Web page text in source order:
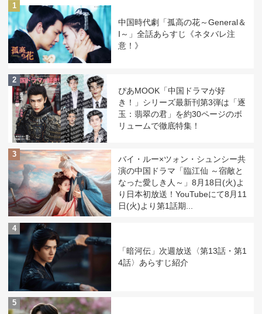
1
中国時代劇「孤高の花～General＆
I～」全話あらすじ《ネタバレ注
意！》
2
ぴあMOOK「中国ドラマが好
き！」シリーズ最新刊第3弾は「逐
玉：翡翠の君」を約30ページのボ
リュームで徹底特集！
3
バイ・ルー×ツォン・シュンシー共
演の中国ドラマ「臨江仙 ～宿敵と
なった愛しき人～」8月18日(火)よ
り日本初放送！YouTubeにて8月11
日(火)より第1話期...
4
「暗河伝」次週放送〈第13話・第1
4話〉あらすじ紹介
5